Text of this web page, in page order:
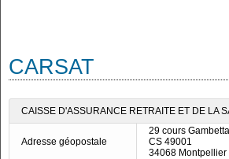
CARSAT
CAISSE D'ASSURANCE RETRAITE ET DE LA
Adresse géopostale
29 cours Gambetta
CS 49001
34068 Montpellier